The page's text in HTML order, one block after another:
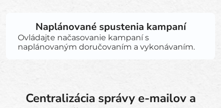
Naplánované spustenia kampaní
Ovládajte načasovanie kampaní s
naplánovaným doručovaním a vykonávaním.
Centralizácia správy e-mailov a